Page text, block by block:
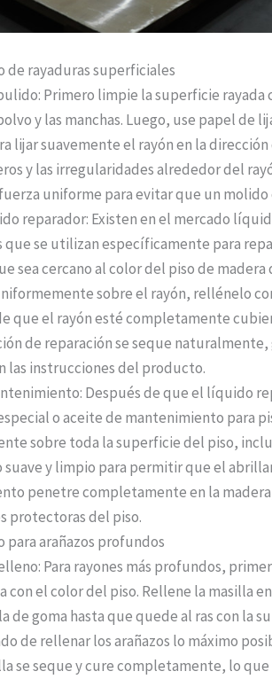
de rayaduras superficiales
Primero limpie la superficie rayada
y las manchas. Luego, use papel de
lijar suavemente el rayón en la
y las irregularidades alrededor del
uniforme para evitar que un molido
reparador: Existen en el mercado
que se utilizan específicamente para
sea cercano al color del piso de
sobre el rayón, rellénelo
que el rayón esté completamente
de reparación se seque
las instrucciones del producto.
Después de que el líquido
o aceite de mantenimiento para
sobre toda la superficie del piso,
suave y limpio para permitir que el
penetre completamente en la
protectoras del piso.
para arañazos profundos
Para rayones más profundos,
con el color del piso. Rellene la masilla
de goma hasta que quede al ras con la
de rellenar los arañazos lo máximo
se seque y cure completamente, lo